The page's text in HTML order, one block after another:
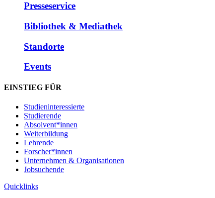
Presseservice
Bibliothek & Mediathek
Standorte
Events
EINSTIEG FÜR
Studieninteressierte
Studierende
Absolvent*innen
Weiterbildung
Lehrende
Forscher*innen
Unternehmen & Organisationen
Jobsuchende
Quicklinks